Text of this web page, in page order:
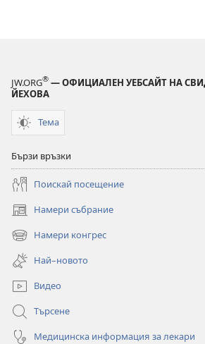
JW.ORG® — ОФИЦИАЛЕН УЕБСАЙТ НА
ЙЕХОВА
Тема
Бързи връзки
Поискай посещение
Намери събрание
(отваря
нов
прозорец)
Намери конгрес
(отваря
нов
прозорец)
Най–новото
Видео
Търсене
Медицинска информация за лекари